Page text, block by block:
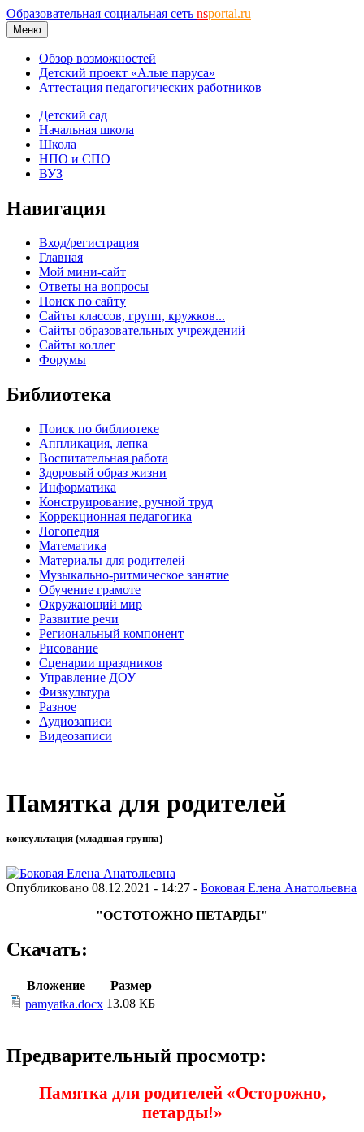
Образовательная социальная сеть nsportal.ru
Меню
Обзор возможностей
Детский проект «Алые паруса»
Аттестация педагогических работников
Детский сад
Начальная школа
Школа
НПО и СПО
ВУЗ
Навигация
Вход/регистрация
Главная
Мой мини-сайт
Ответы на вопросы
Поиск по сайту
Сайты классов, групп, кружков...
Сайты образовательных учреждений
Сайты коллег
Форумы
Библиотека
Поиск по библиотеке
Аппликация, лепка
Воспитательная работа
Здоровый образ жизни
Информатика
Конструирование, ручной труд
Коррекционная педагогика
Логопедия
Математика
Материалы для родителей
Музыкально-ритмическое занятие
Обучение грамоте
Окружающий мир
Развитие речи
Региональный компонент
Рисование
Сценарии праздников
Управление ДОУ
Физкультура
Разное
Аудиозаписи
Видеозаписи
Памятка для родителей
консультация (младшая группа)
Опубликовано 08.12.2021 - 14:27 - Боковая Елена Анатольевна
"ОСТОТОЖНО ПЕТАРДЫ"
Скачать:
Вложение
Размер
pamyatka.docx 13.08 КБ
Предварительный просмотр:
Памятка для родителей «Осторожно,
петарды!»